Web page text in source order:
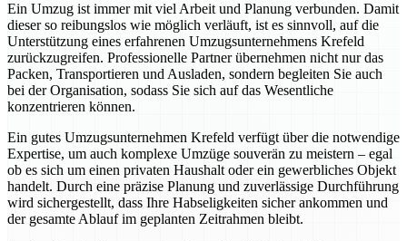
Ein Umzug ist immer mit viel Arbeit und Planung verbunden. Damit
dieser so reibungslos wie möglich verläuft, ist es sinnvoll, auf die
Unterstützung eines erfahrenen Umzugsunternehmens Krefeld
zurückzugreifen. Professionelle Partner übernehmen nicht nur das
Packen, Transportieren und Ausladen, sondern begleiten Sie auch
bei der Organisation, sodass Sie sich auf das Wesentliche
konzentrieren können.
Ein gutes Umzugsunternehmen Krefeld verfügt über die notwendige
Expertise, um auch komplexe Umzüge souverän zu meistern – egal
ob es sich um einen privaten Haushalt oder ein gewerbliches Objekt
handelt. Durch eine präzise Planung und zuverlässige Durchführung
wird sichergestellt, dass Ihre Habseligkeiten sicher ankommen und
der gesamte Ablauf im geplanten Zeitrahmen bleibt.